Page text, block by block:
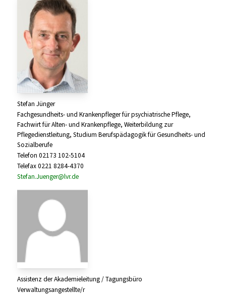
Stefan Jünger
Fachgesundheits- und Krankenpfleger für psychiatrische Pflege,
Fachwirt für Alten- und Krankenpflege, Weiterbildung zur
Pflegedienstleitung, Studium Berufspädagogik für Gesundheits- und
Sozialberufe
Telefon 02173 102-5104
Telefax 0221 8284-4370
Stefan.Juenger@lvr.de
Assistenz der Akademieleitung / Tagungsbüro
Verwaltungsangestellte/r